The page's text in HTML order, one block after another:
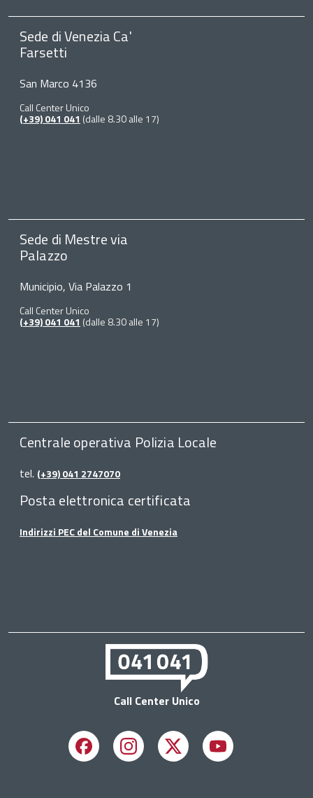
Sede di Venezia Ca'
Farsetti
San Marco 4136
Call Center Unico
(+39) 041 041 (dalle 8.30 alle 17)
Sede di Mestre via
Palazzo
Municipio, Via Palazzo 1
Call Center Unico
(+39) 041 041 (dalle 8.30 alle 17)
Centrale operativa Polizia Locale
tel. (+39) 041 2747070
Posta elettronica certificata
Indirizzi PEC del Comune di Venezia
Call Center Unico
FacebookInstagramX Youtube